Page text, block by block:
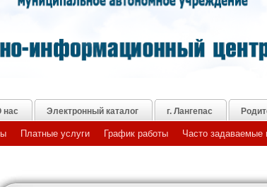
Платные услуги График работы Часто задаваемые
нас Электронный каталог г. Лангепас